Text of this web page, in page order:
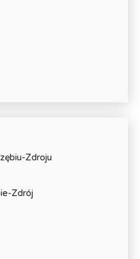
Zdroju
Zdrój